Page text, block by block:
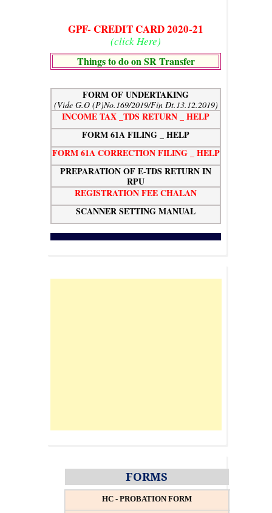
GPF- CREDIT CARD 2020-21
(click Here)
Things to do on SR Transfer
FORM OF UNDERTAKING
(Vide G.O (P)No.169/2019/Fin Dt.13.12.2019)
INCOME TAX _TDS RETURN _ HELP
FORM 61A FILING _ HELP
FORM 61A CORRECTION FILING _ HELP
PREPARATION OF E-TDS RETURN IN
RPU
REGISTRATION FEE CHALAN
SCANNER SETTING MANUAL
FORMS
HC - PROBATION FORM